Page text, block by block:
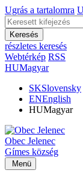
Ugrás a tartalomra
Keresés
részletes keresés
Webtérkép RSS
HUMagyar
SKSlovensky
ENEnglish
HUMagyar
Obec Jelenec
Gímes község
Menü